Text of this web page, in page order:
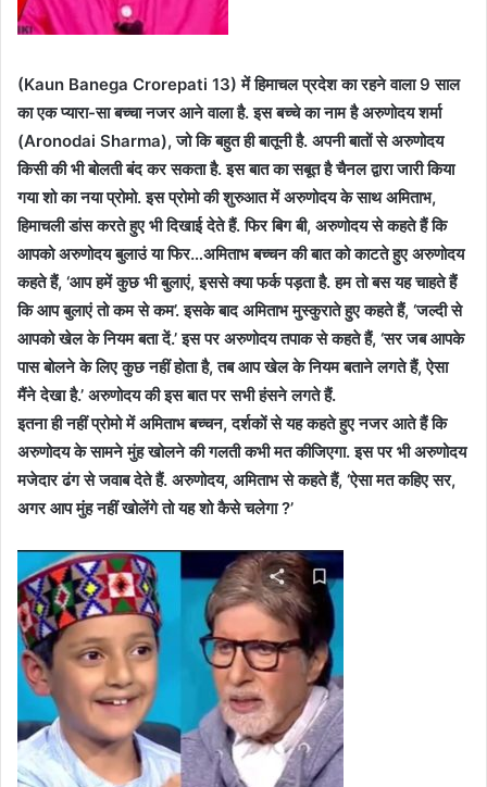
(Kaun Banega Crorepati 13) में हिमाचल प्रदेश का रहने वाला 9 साल
का एक प्यारा-सा बच्चा नजर आने वाला है. इस बच्चे का नाम है अरुणोदय शर्मा
(Aronodai Sharma), जो कि बहुत ही बातूनी है. अपनी बातों से अरुणोदय
किसी की भी बोलती बंद कर सकता है. इस बात का सबूत है चैनल द्वारा जारी किया
गया शो का नया प्रोमो. इस प्रोमो की शुरुआत में अरुणोदय के साथ अमिताभ,
हिमाचली डांस करते हुए भी दिखाई देते हैं. फिर बिग बी, अरुणोदय से कहते हैं कि
आपको अरुणोदय बुलाउं या फिर…अमिताभ बच्चन की बात को काटते हुए अरुणोदय
कहते हैं, ‘आप हमें कुछ भी बुलाएं, इससे क्या फर्क पड़ता है. हम तो बस यह चाहते हैं
कि आप बुलाएं तो कम से कम’. इसके बाद अमिताभ मुस्कुराते हुए कहते हैं, ‘जल्दी से
आपको खेल के नियम बता दें.’ इस पर अरुणोदय तपाक से कहते हैं, ‘सर जब आपके
पास बोलने के लिए कुछ नहीं होता है, तब आप खेल के नियम बताने लगते हैं, ऐसा
मैंने देखा है.’ अरुणोदय की इस बात पर सभी हंसने लगते हैं.
इतना ही नहीं प्रोमो में अमिताभ बच्चन, दर्शकों से यह कहते हुए नजर आते हैं कि
अरुणोदय के सामने मुंह खोलने की गलती कभी मत कीजिएगा. इस पर भी अरुणोदय
मजेदार ढंग से जवाब देते हैं. अरुणोदय, अमिताभ से कहते हैं, ‘ऐसा मत कहिए सर,
अगर आप मुंह नहीं खोलेंगे तो यह शो कैसे चलेगा ?’